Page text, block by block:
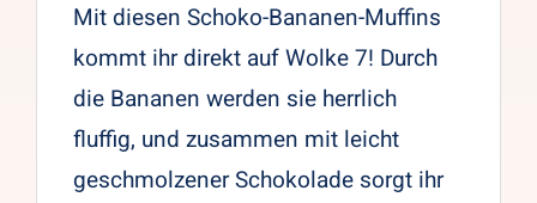
Mit diesen Schoko-Bananen-Muffins
kommt ihr direkt auf Wolke 7! Durch
die Bananen werden sie herrlich
fluffig, und zusammen mit leicht
geschmolzener Schokolade sorgt ihr